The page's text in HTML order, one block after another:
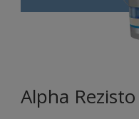
Alpha